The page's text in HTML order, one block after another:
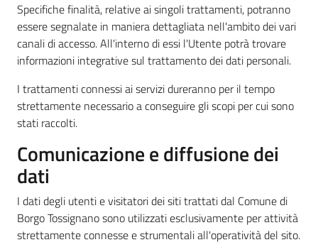
Specifiche finalità, relative ai singoli trattamenti, potranno
essere segnalate in maniera dettagliata nell'ambito dei vari
canali di accesso. All'interno di essi l'Utente potrà trovare
informazioni integrative sul trattamento dei dati personali.
I trattamenti connessi ai servizi dureranno per il tempo
strettamente necessario a conseguire gli scopi per cui sono
stati raccolti.
Comunicazione e diffusione dei
dati
I dati degli utenti e visitatori dei siti trattati dal Comune di
Borgo Tossignano sono utilizzati esclusivamente per attività
strettamente connesse e strumentali all'operatività del sito.